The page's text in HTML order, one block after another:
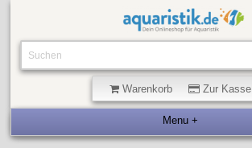
Warenkorb Zur Kasse